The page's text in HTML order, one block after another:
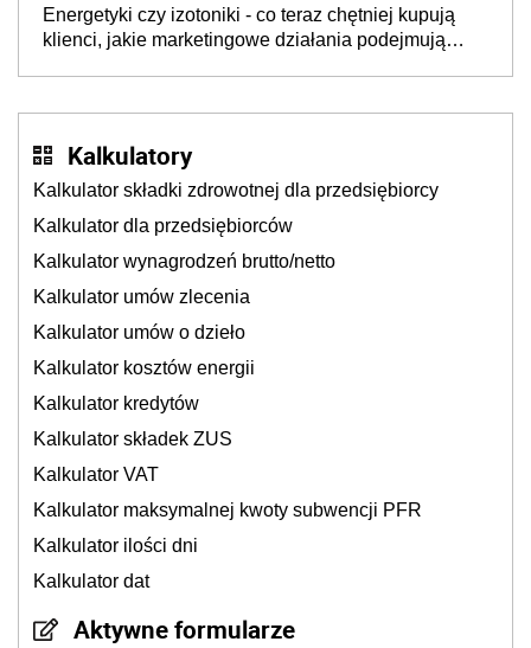
Energetyki czy izotoniki - co teraz chętniej kupują
klienci, jakie marketingowe działania podejmują
Kalkulatory
Kalkulator składki zdrowotnej dla przedsiębiorcy
Kalkulator dla przedsiębiorców
Kalkulator wynagrodzeń brutto/netto
Kalkulator umów zlecenia
Kalkulator umów o dzieło
Kalkulator kosztów energii
Kalkulator kredytów
Kalkulator składek ZUS
Kalkulator VAT
Kalkulator maksymalnej kwoty subwencji PFR
Kalkulator ilości dni
Kalkulator dat
Aktywne formularze